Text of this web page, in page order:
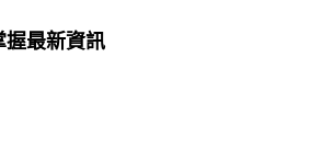
握最新資訊